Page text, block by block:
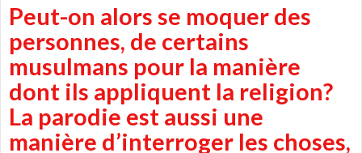
Peut-on alors se moquer des
personnes, de certains
musulmans pour la manière
dont ils appliquent la religion?
La parodie est aussi une
manière d’interroger les choses,